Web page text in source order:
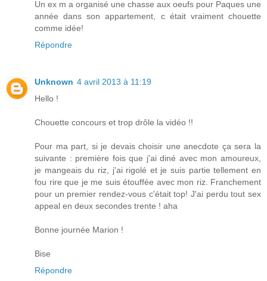
Un ex m a organisé une chasse aux oeufs pour Paques une
année dans son appartement, c était vraiment chouette
comme idée!
Répondre
Unknown 4 avril 2013 à 11:19
Hello !
Chouette concours et trop drôle la vidéo !!
Pour ma part, si je devais choisir une anecdote ça sera la
suivante : première fois que j'ai diné avec mon amoureux,
je mangeais du riz, j'ai rigolé et je suis partie tellement en
fou rire que je me suis étouffée avec mon riz. Franchement
pour un premier rendez-vous c'était top! J'ai perdu tout sex
appeal en deux secondes trente ! aha
Bonne journée Marion !
Bise
Répondre